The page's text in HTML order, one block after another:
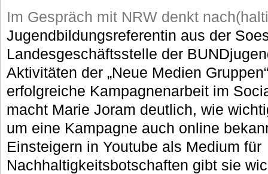
Im Gespräch mit NRW denkt
Jugendbildungsreferentin aus der
Landesgeschäftsstelle der
Aktivitäten der „Neue Medien
erfolgreiche Kampagnenarbeit im
macht Marie Joram deutlich, wie
um eine Kampagne auch online
Einsteigern in Youtube als Medium für
Nachhaltigkeitsbotschaften gibt sie